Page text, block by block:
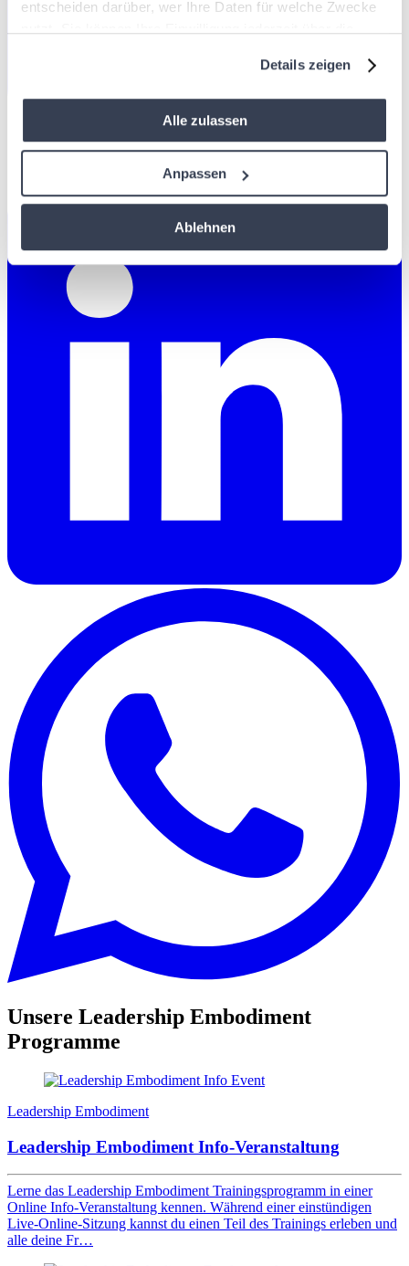
entscheiden darüber, wer Ihre Daten für welche Zwecke
Trigger Symbol ändern oder widerrufen
Wenn Sie es erlauben, würden wir auch gerne:
Informationen über Ihre geografische Lage
Ihr Gerät durch aktives Scannen nach
bestimmten Merkmalen (Fingerprinting) identifizieren
Erfahren Sie mehr darüber, wie Ihre persönlichen Daten
verarbeitet werden, und legen Sie Ihre Präferenzen im
Abschnitt Einzelheiten
Diese Website verwendet Cookies. Wir verwenden
Cookies, um Inhalte und Anzeigen zu personalisieren, um
Funktionen für soziale Medien bereitzustellen und um den
Verkehr auf unserer Website zu analysieren. Wir teilen
gestellt haben oder die sie auf der Grundlage Ihrer
Details zeigen
Alle zulassen
Anpassen
Ablehnen
Unsere Leadership Embodiment
Programme
Leadership Embodiment
Leadership Embodiment Info-Veranstaltung
Lerne das Leadership Embodiment Trainingsprogramm in einer
Online Info-Veranstaltung kennen. Während einer einstündigen
Live-Online-Sitzung kannst du einen Teil des Trainings erleben und
alle deine Fr…